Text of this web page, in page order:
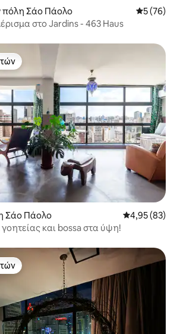
πόλη Σάο Πάολο Μέση
5 (76)
στο Jardins - 463 Haus
Σάο Πάολο Μέση
4,95 (83)
και bossa στα ύψη!